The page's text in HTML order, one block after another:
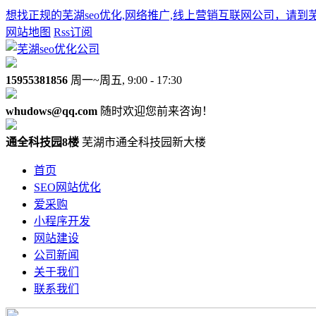
想找正规的芜湖seo优化,网络推广,线上营销互联网公司，请到
网站地图 Rss订阅
15955381856 周一~周五, 9:00 - 17:30
whudows@qq.com 随时欢迎您前来咨询！
通全科技园8楼 芜湖市通全科技园新大楼
首页
SEO网站优化
爱采购
小程序开发
网站建设
公司新闻
关于我们
联系我们